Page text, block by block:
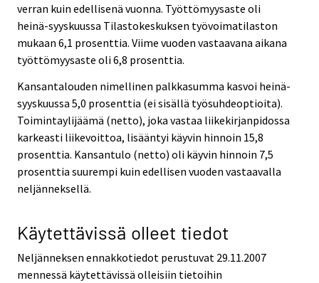
verran kuin edellisenä vuonna. Työttömyysaste oli
heinä-syyskuussa Tilastokeskuksen työvoimatilaston
mukaan 6,1 prosenttia. Viime vuoden vastaavana aikana
työttömyysaste oli 6,8 prosenttia.
Kansantalouden nimellinen palkkasumma kasvoi heinä-
syyskuussa 5,0 prosenttia (ei sisällä työsuhdeoptioita).
Toimintaylijäämä (netto), joka vastaa liikekirjanpidossa
karkeasti liikevoittoa, lisääntyi käyvin hinnoin 15,8
prosenttia. Kansantulo (netto) oli käyvin hinnoin 7,5
prosenttia suurempi kuin edellisen vuoden vastaavalla
neljänneksellä.
Käytettävissä olleet tiedot
Neljänneksen ennakkotiedot perustuvat 29.11.2007
mennessä käytettävissä olleisiin tietoihin